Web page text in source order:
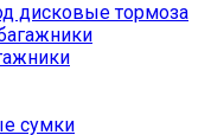
дисковые тормоза
сумки